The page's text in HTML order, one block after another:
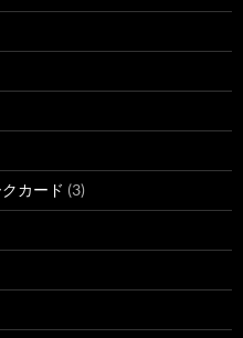
カード (3)